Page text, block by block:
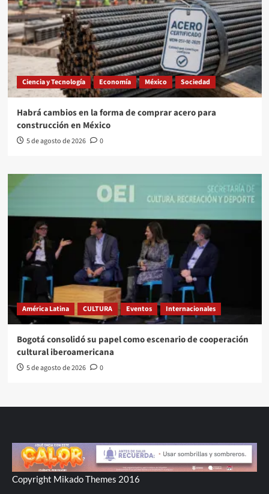
Ciencia y Tecnología Economía México Sociedad
Habrá cambios en la forma de comprar acero para
construcción en México
5 de agosto de 2026 0
América Latina CULTURA Eventos Internacionales
Bogotá consolidó su papel como escenario de cooperación
cultural iberoamericana
5 de agosto de 2026 0
Copyright Mikado Themes 2016